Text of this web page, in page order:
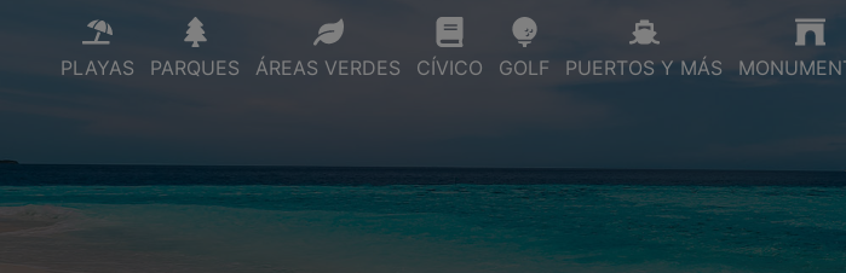
PLAYAS PARQUES ÁREAS VERDES CÍVICO GOLF PUERTOS Y MÁS